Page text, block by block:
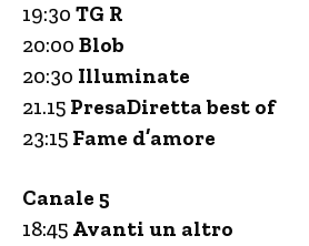
19:30 TG R
20:00 Blob
20:30 Illuminate
21.15 PresaDiretta best of
23:15 Fame d’amore
Canale 5
18:45 Avanti un altro